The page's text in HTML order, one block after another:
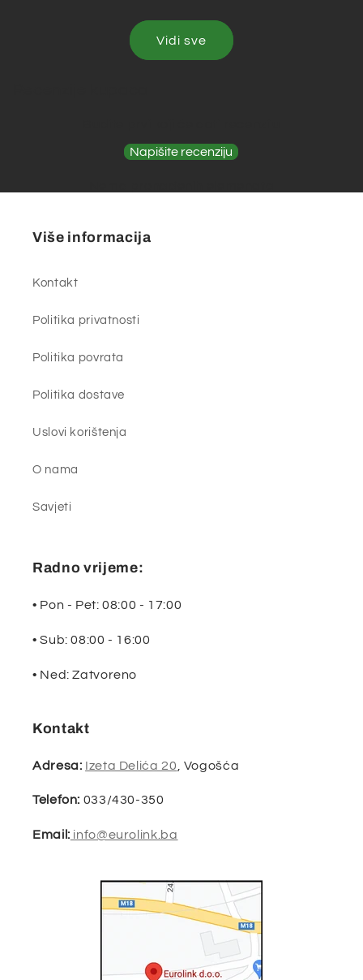
Vidi sve
Napišite recenziju
Više informacija
Kontakt
Politika privatnosti
Politika povrata
Politika dostave
Uslovi korištenja
O nama
Savjeti
Radno vrijeme:
• Pon - Pet: 08:00 - 17:00
• Sub: 08:00 - 16:00
• Ned: Zatvoreno
Kontakt
Adresa: Izeta Delića 20 , Vogošća
Telefon: 033/430-350
Email: info@eurolink.ba